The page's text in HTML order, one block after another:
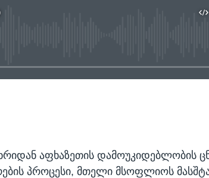
აფხაზეთის დამოუკიდებლობის
პროცესი, მთელი მსოფლიოს